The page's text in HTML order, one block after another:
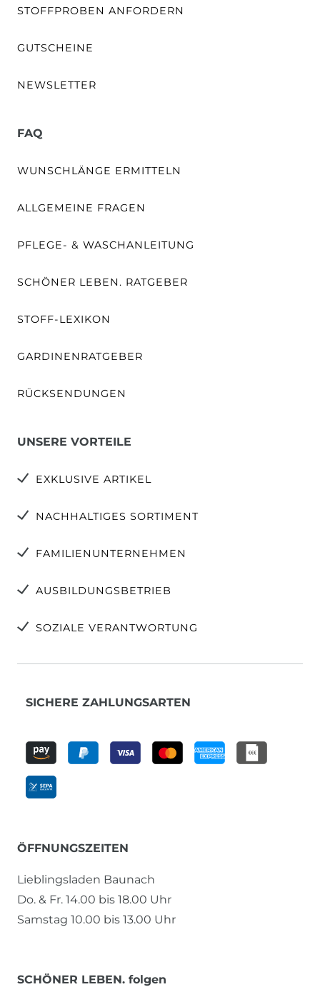
STOFFPROBEN ANFORDERN
GUTSCHEINE
NEWSLETTER
FAQ
WUNSCHLÄNGE ERMITTELN
ALLGEMEINE FRAGEN
PFLEGE- & WASCHANLEITUNG
SCHÖNER LEBEN. RATGEBER
STOFF-LEXIKON
GARDINENRATGEBER
RÜCKSENDUNGEN
UNSERE VORTEILE
EXKLUSIVE ARTIKEL
NACHHALTIGES SORTIMENT
FAMILIENUNTERNEHMEN
AUSBILDUNGSBETRIEB
SOZIALE VERANTWORTUNG
SICHERE ZAHLUNGSARTEN
ÖFFNUNGSZEITEN
Lieblingsladen Baunach
Do. & Fr. 14.00 bis 18.00 Uhr
Samstag 10.00 bis 13.00 Uhr
SCHÖNER LEBEN. folgen